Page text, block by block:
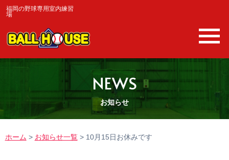
福岡の野球専用室内練習
場
NEWS
お知らせ
ホーム > お知らせ一覧> 10月15日お休みです